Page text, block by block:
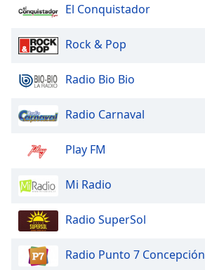
El Conquistador
Rock & Pop
Radio Bio Bio
Radio Carnaval
Play FM
Mi Radio
Radio SuperSol
Radio Punto 7 Concepción